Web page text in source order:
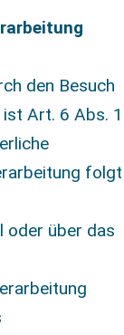
den Besuch
Art. 6 Abs. 1
folgt
oder über das